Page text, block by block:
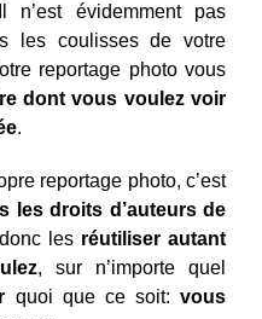
évidemment pas
les coulisses de votre
reportage photo vous
dont vous voulez voir
.
reportage photo, c’est
les droits d’auteurs de
les réutiliser autant
, sur n’importe quel
quoi que ce soit: vous